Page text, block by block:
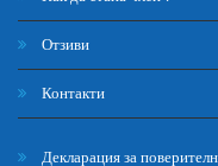
Отзиви
Контакти
Декларация за